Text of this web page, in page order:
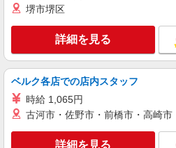
株式会社kotrio /●SW-H2-2001523
「支払い日に間
がい者支援STAFF
時給1550円〜
東京都中野区 ※
キープ
堺市堺区
詳細を見る
ベルク各店での店内スタッフ
時給 1,065円
古河市・佐野市・前橋市・高崎
詳細を見る